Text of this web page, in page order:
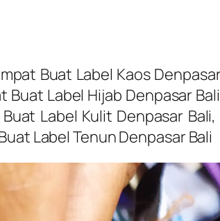
Buat Label Kaos
Buat Label Hijab Denpasar
Label Kulit Denpasar
Label Tenun Denpasar Bali